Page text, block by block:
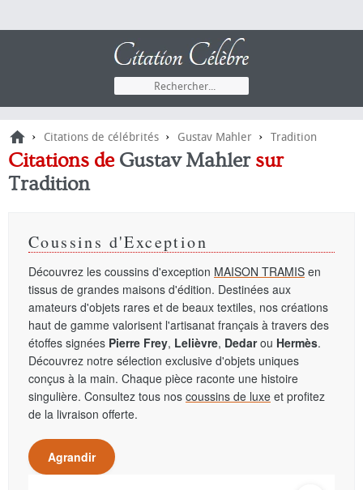
› Citations de célébrités › Gustav Mahler › Tradition
Citations de Gustav Mahlersur
Tradition
Coussins d'Exception
Découvrez les coussins d'exception MAISON TRAMIS en
tissus de grandes maisons d'édition. Destinées aux
amateurs d'objets rares et de beaux textiles, nos créations
haut de gamme valorisent l'artisanat français à travers des
étoffes signées Pierre Frey, Lelièvre, Dedarou Hermès.
Découvrez notre sélection exclusive d'objets uniques
conçus à la main. Chaque pièce raconte une histoire
singulière. Consultez tous nos coussins de luxe et profitez
de la livraison offerte.
Agrandir